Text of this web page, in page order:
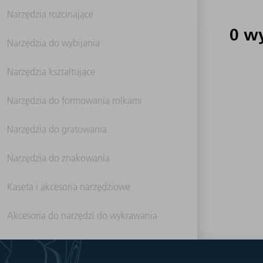
Narzędzia rozcinające
Narzędzia do wybijania
Narzędzia kształtujące
Narzędzia do formowania rolkami
Narzędzia do gratowania
Narzędzia do znakowania
Kaseta i akcesoria narzędziowe
Akcesoria do narzędzi do wykrawania
0